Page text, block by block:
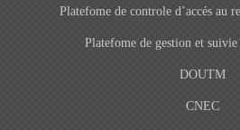
Platefome de controle d’accés au
Platefome de gestion et suivie
DOUTM
CNEC